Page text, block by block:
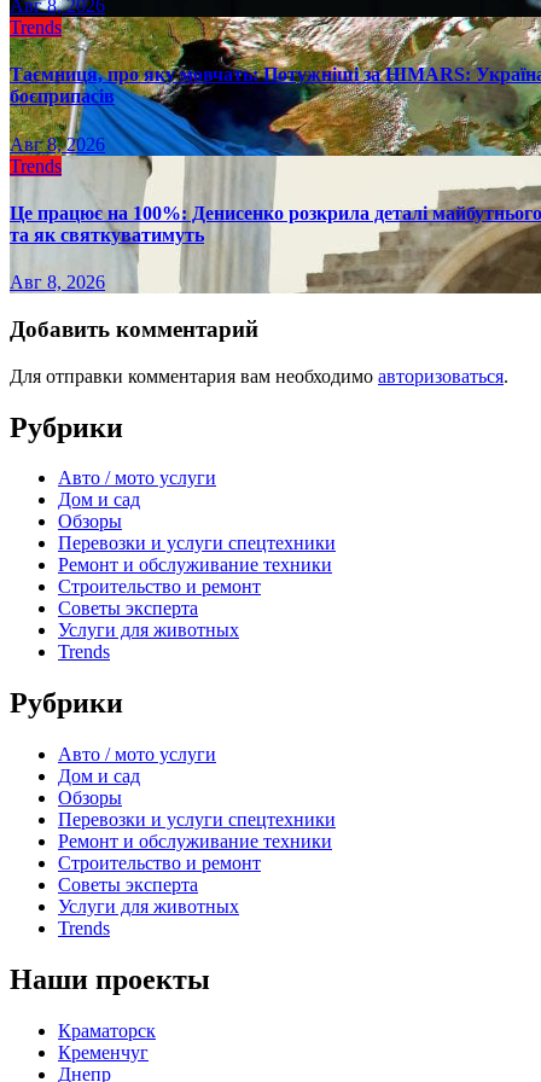
Авг 8, 2026
Trends
Таємниця, про яку мовчать: Потужніші за HIMARS:
боєприпасів
Авг 8, 2026
Trends
Це працює на 100%: Денисенко розкрила деталі майбутнього
та як святкуватимуть
Авг 8, 2026
Добавить комментарий
Для отправки комментария вам необходимо авторизоваться.
Рубрики
Авто / мото услуги
Дом и сад
Обзоры
Перевозки и услуги спецтехники
Ремонт и обслуживание техники
Строительство и ремонт
Советы эксперта
Услуги для животных
Trends
Рубрики
Авто / мото услуги
Дом и сад
Обзоры
Перевозки и услуги спецтехники
Ремонт и обслуживание техники
Строительство и ремонт
Советы эксперта
Услуги для животных
Trends
Наши проекты
Краматорск
Кременчуг
Днепр